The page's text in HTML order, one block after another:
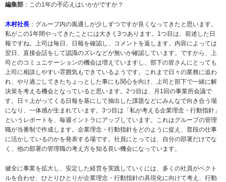
編集部 ：この1年の手応えはいかがですか？
木村社長 ：グループ内の風通しが少しずつですが良くなってきたと思います。
私がこの1年間やってきたことには大きく3つあります。1つ目は、前述した日
報ですね。上司は毎日、日報を確認し、コメントを返します。内容によっては
翌日、直接会話をして認識のズレなどが無いか確認しています。ですから、上
司とのコミュニケーションの機会は増えていますし、部下の皆さんにとっても
上司に相談しやすい雰囲気もできているようです。これまで日々の業務に追わ
れ、やり過ごしてきたちょっとした事にも関心を向け、上司と部下で一緒に解
決策を考える機会となっていると思います。2つ目は、月1回の事業所会議で
す。日々上がってくる日報を基にして抽出した課題などにみんなで向き合う場
になり、一体感が生まれています。3つ目は「私が考える企業理念・行動指針」
というレポートを、毎週イントラにアップしています。これはグループの管理
職が当番制で作成します。企業理念・行動指針をどのように捉え、普段の仕事
に活かしているのかを発表する場です。社員にとっては、自分の部署だけでな
く、他の部署の管理職の考え方を知る良い機会になっています。
健全に事業を拡大し、安定した経営を実践していくには、多くの社員がベクト
ルを合わせ、ひとりひとりが企業理念・行動指針の具現化に向けて考え、行動